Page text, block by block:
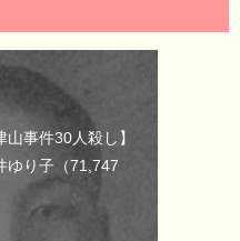
事件30人殺し】
ゆり子 （71,747